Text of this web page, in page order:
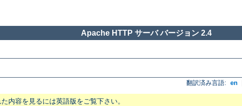
Apache HTTP サーバ バージョン 2.4
翻訳済み言語: en
内容を見るには英語版をご覧下さい。